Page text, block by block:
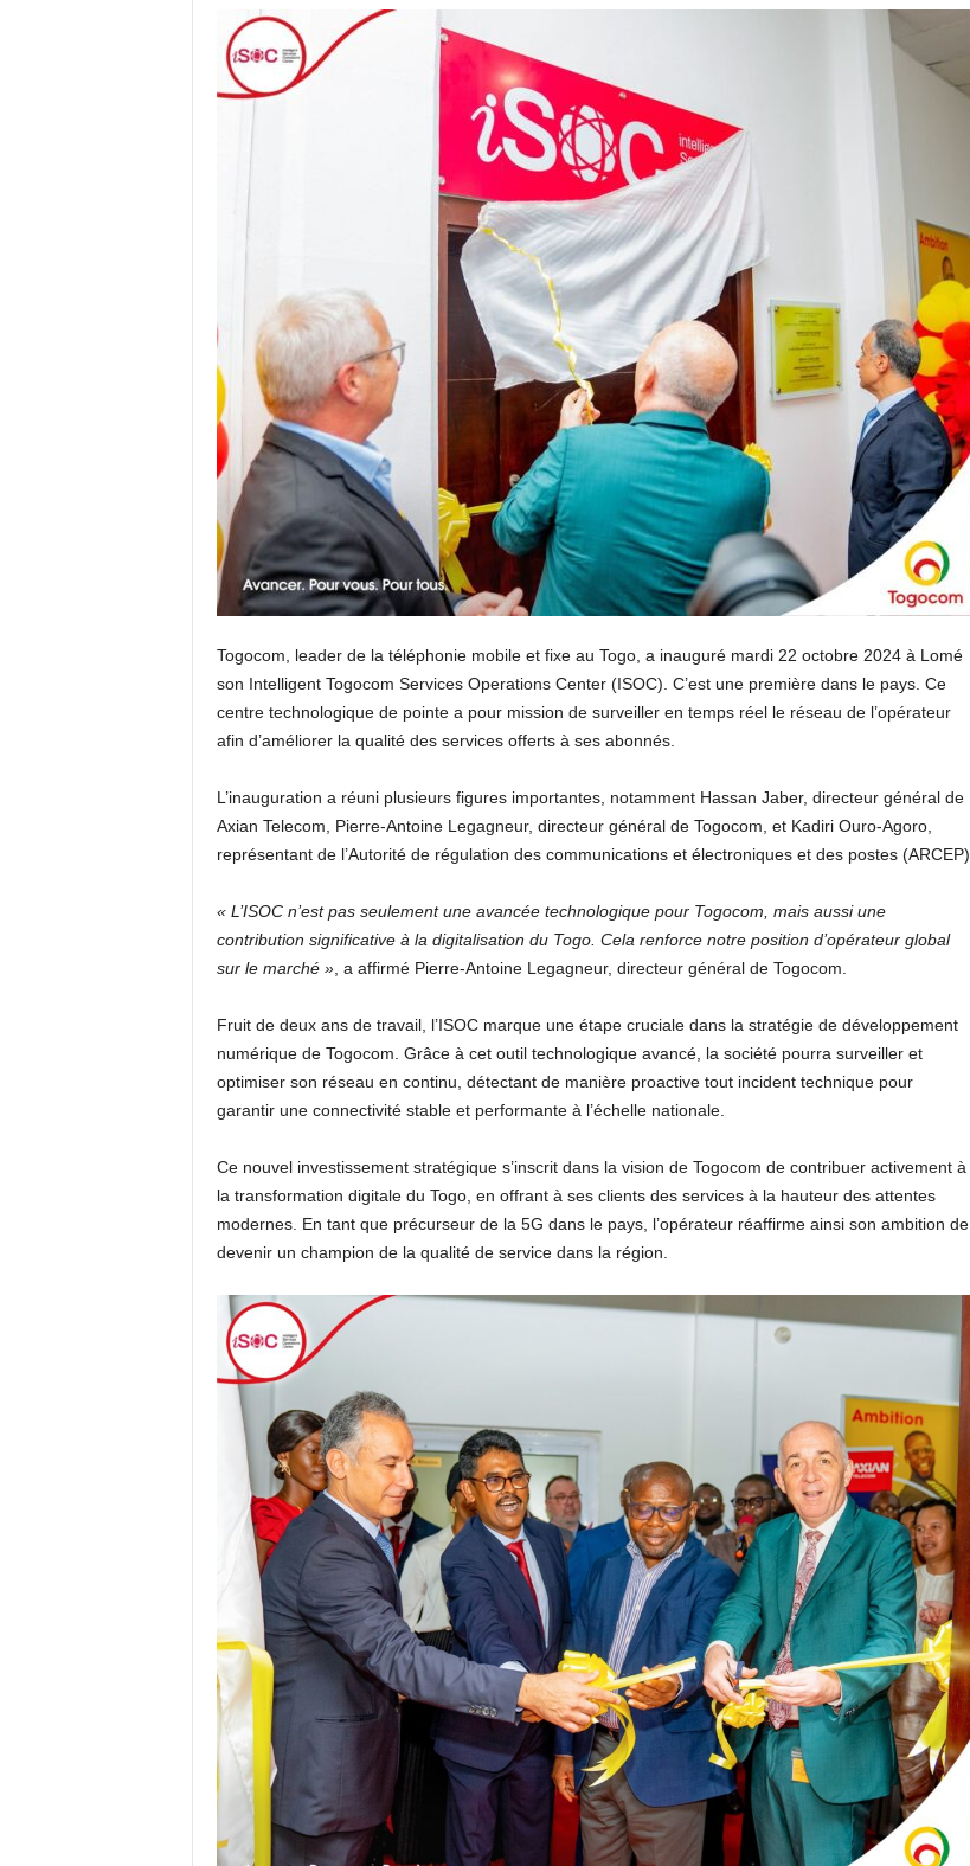
Togocom, leader de la téléphonie mobile et fixe au Togo, a inauguré mardi 22 octobre 2024 à Lomé
son Intelligent Togocom Services Operations Center (ISOC). C’est une première dans le pays. Ce
centre technologique de pointe a pour mission de surveiller en temps réel le réseau de l’opérateur
afin d’améliorer la qualité des services offerts à ses abonnés.
L’inauguration a réuni plusieurs figures importantes, notamment Hassan Jaber, directeur général de
Axian Telecom, Pierre-Antoine Legagneur, directeur général de Togocom, et Kadiri Ouro-Agoro,
représentant de l’Autorité de régulation des communications et électroniques et des postes (ARCEP).
« L’ISOC n’est pas seulement une avancée technologique pour Togocom, mais aussi une
contribution significative à la digitalisation du Togo. Cela renforce notre position d’opérateur global
sur le marché », a affirmé Pierre-Antoine Legagneur, directeur général de Togocom.
Fruit de deux ans de travail, l’ISOC marque une étape cruciale dans la stratégie de développement
numérique de Togocom. Grâce à cet outil technologique avancé, la société pourra surveiller et
optimiser son réseau en continu, détectant de manière proactive tout incident technique pour
garantir une connectivité stable et performante à l’échelle nationale.
Ce nouvel investissement stratégique s’inscrit dans la vision de Togocom de contribuer activement à
la transformation digitale du Togo, en offrant à ses clients des services à la hauteur des attentes
modernes. En tant que précurseur de la 5G dans le pays, l’opérateur réaffirme ainsi son ambition de
devenir un champion de la qualité de service dans la région.